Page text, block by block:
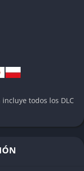
fin.
no se toma
de su encanto,
humor sutil y
el ciclo de “morir y
frustrante. Además,
ordenador,
una opción accesible
sin tiempos de
todos los DLC